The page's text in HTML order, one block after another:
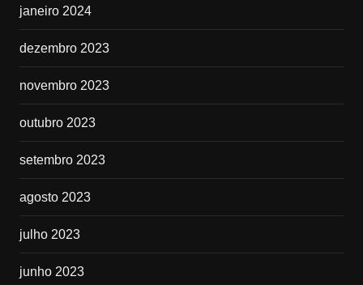
janeiro 2024
dezembro 2023
novembro 2023
outubro 2023
setembro 2023
agosto 2023
julho 2023
junho 2023